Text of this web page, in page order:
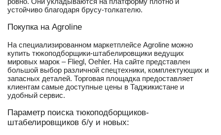
устойчиво благодаря брусу-толкателю.
Покупка на Agroline
На специализированном маркетплейсе Agroline можно
купить тюкоподборщики-штабелировщики ведущих
мировых марок – Fliegl, Oehler. На сайте представлен
большой выбор различной спецтехники, комплектующих и
запасных деталей. Торговая площадка предоставляет
клиентам самые доступные цены в Таджикистане и
удобный сервис.
Параметр поиска тюкоподборщиков-
штабелировщиков б/у и новых: